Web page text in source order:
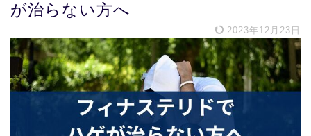
が治らない方へ
2023年12月23日